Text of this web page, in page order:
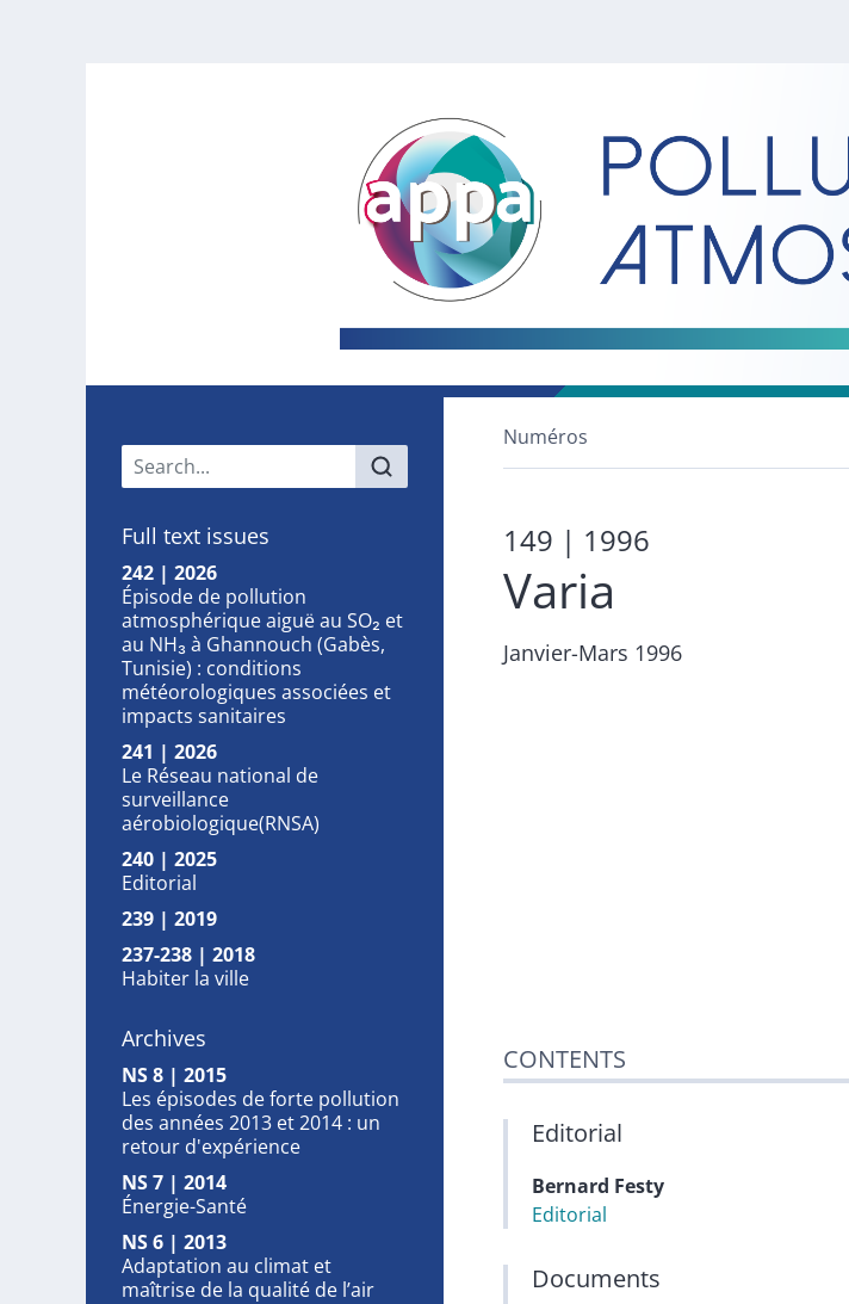
Main menu
Full text issues
242 | 2026
Épisode de pollution
atmosphérique aiguë au SO₂ et
au NH₃ à Ghannouch (Gabès,
Tunisie) : conditions
météorologiques associées et
impacts sanitaires
241 | 2026
Le Réseau national de
surveillance
aérobiologique(RNSA)
240 | 2025
Editorial
239 | 2019
237-238 | 2018
Habiter la ville
Archives
NS 8 | 2015
Les épisodes de forte pollution
des années 2013 et 2014 : un
retour d'expérience
NS 7 | 2014
Énergie-Santé
NS 6 | 2013
Adaptation au climat et
maîtrise de la qualité de l’air
Numéros
149 | 1996
Varia
Janvier-Mars 1996
CONTENTS
Editorial
Bernard Festy
Editorial
Documents